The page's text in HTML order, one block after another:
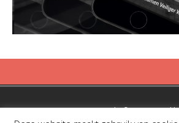
Copyright © 2019